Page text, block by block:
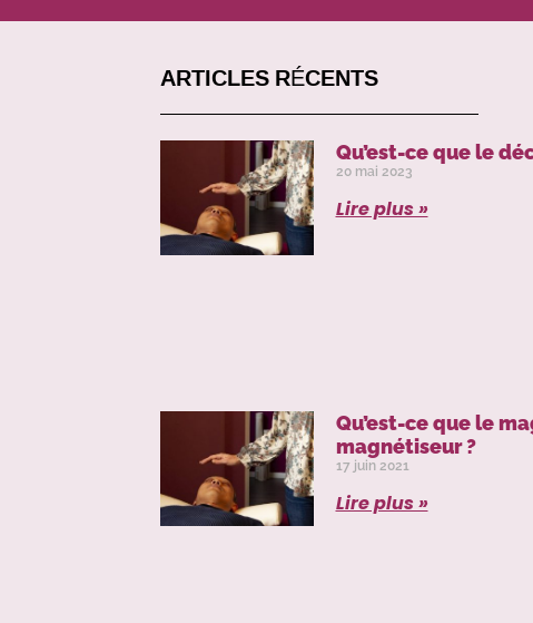
ARTICLES RÉCENTS
Qu’est-ce que le
20 mai 2023
Lire plus »
Qu’est-ce que le
magnétiseur ?
17 juin 2021
Lire plus »